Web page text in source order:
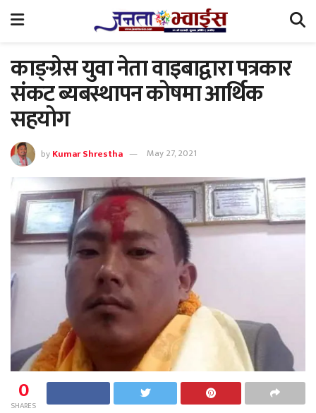
काङ्ग्रेस युवा नेता वाइबाद्वारा पत्रकार
संकट ब्यबस्थापन कोषमा आर्थिक
सहयोग
byKumar Shrestha May 27, 2021
0
SHARES